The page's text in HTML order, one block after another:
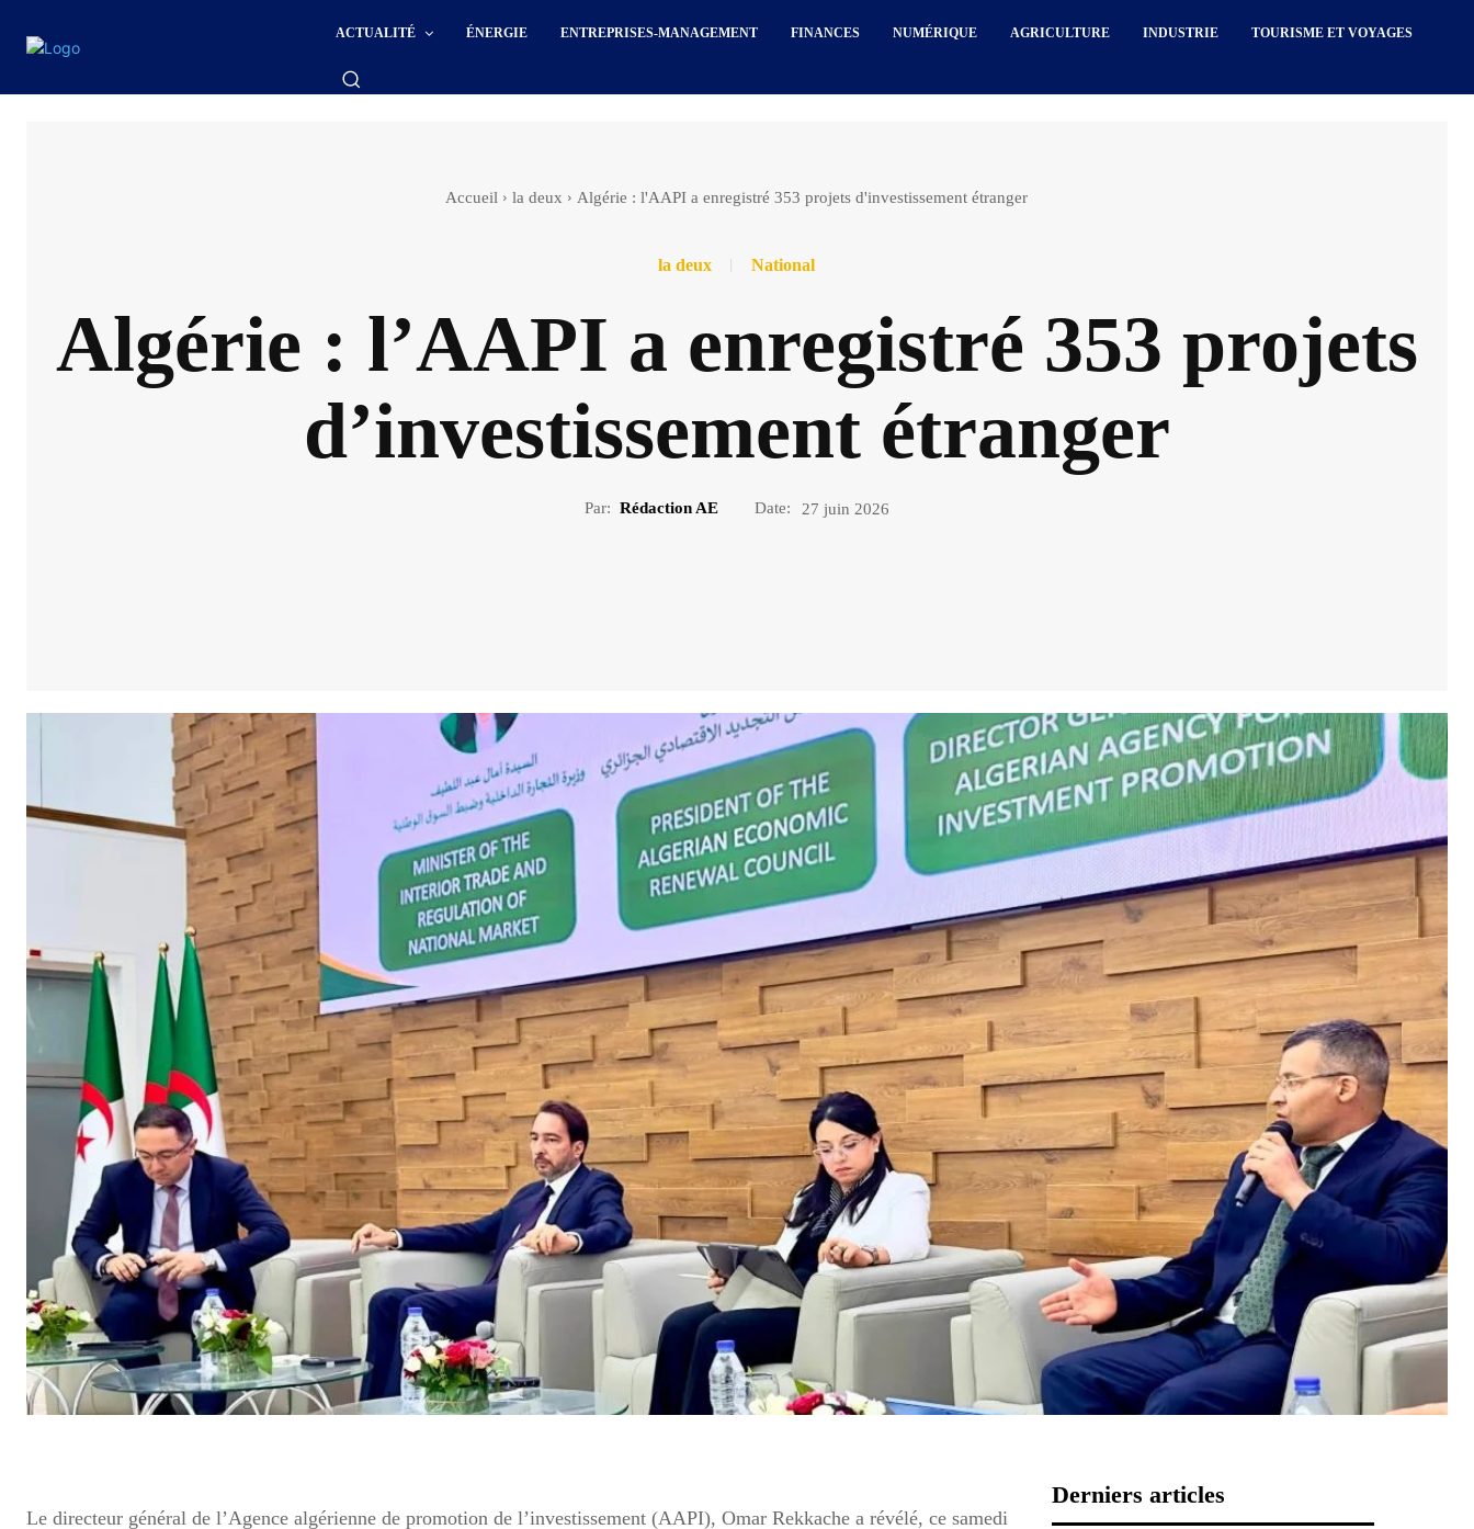
ACTUALITÉ ÉNERGIE ENTREPRISES-MANAGEMENT FINANCES NUMÉRIQUE AGRICULTURE INDUSTRIE TOURISME ET VOYAGES
Accueil la deux Algérie : l'AAPI a enregistré 353 projets d'investissement étranger
la deux National
Algérie : l’AAPI a enregistré 353 projets
d’investissement étranger
Par: Rédaction AE Date: 27 juin 2026
Le directeur général de l’Agence algérienne de promotion de l’investissement (AAPI), Omar Rekkache a révélé, ce samedi
Derniers articles